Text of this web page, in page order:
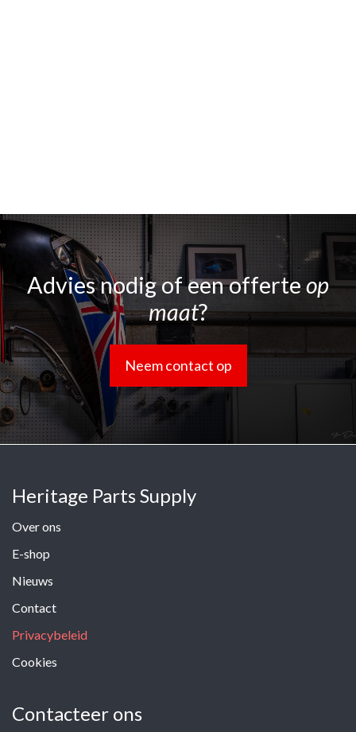
Advies nodig of een offerteop
maat?
Neem contact op
Heritage Parts Supply
Over ons
E-shop
Nieuws
Contact
Privacybeleid
Cookies
Contacteer ons